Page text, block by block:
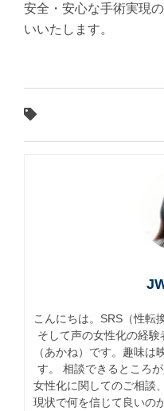
安全・安心な手術実現
いいたします。
こんにちは。SRS（性転
そして声の女性化の経
（あかね）です。趣味
す。 相談できるところ
女性化に関してのご相談
現状で何を信じて良いの